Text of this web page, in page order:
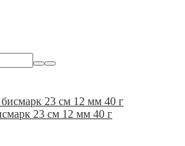
23 см 12 мм 40 г